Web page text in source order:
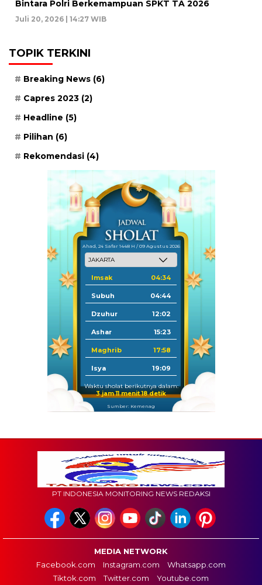
Bintara Polri Berkemampuan SPKT TA 2026
Juli 20, 2026 | 14:27 WIB
TOPIK TERKINI
Breaking News (6)
Capres 2023 (2)
Headline (5)
Pilihan (6)
Rekomendasi (4)
Ahad, 24 Safar 1448 H / 09 Agustus 2026
Imsak 04:34
Subuh 04:44
Dzuhur 12:02
Ashar 15:23
Maghrib 17:58
Isya 19:09
Waktu sholat berikutnya dalam:
3 jam 11 menit 17 detik
Sumber: Kemenag
PT INDONESIA MONITORING NEWS REDAKSI
MEDIA NETWORK
Facebook.com
Instagram.com
Whatsapp.com
Tiktok.com
Twitter.com Youtube.com